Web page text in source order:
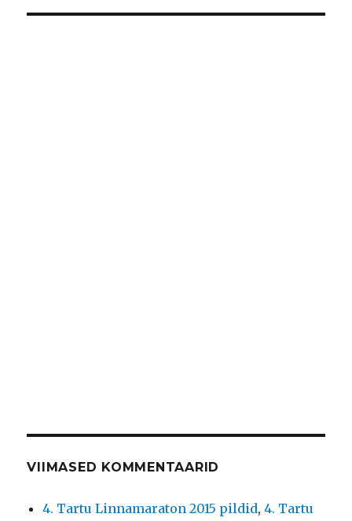
VIIMASED KOMMENTAARID
4. Tartu Linnamaraton 2015 pildid,4. Tartu